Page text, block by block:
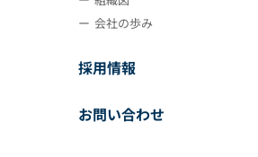
会社の歩み
採用情報
お問い合わせ